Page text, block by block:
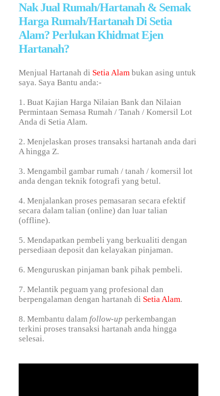
Nak Jual Rumah/Hartanah & Semak
Harga Rumah/Hartanah Di Setia
Alam? Perlukan Khidmat Ejen
Hartanah?
Menjual Hartanah di Setia Alam bukan asing untuk
saya. Saya Bantu anda:-
1. Buat Kajian Harga Nilaian Bank dan Nilaian
Permintaan Semasa Rumah / Tanah / Komersil Lot
Anda di Setia Alam.
2. Menjelaskan proses transaksi hartanah anda dari
A hingga Z.
3. Mengambil gambar rumah / tanah / komersil lot
anda dengan teknik fotografi yang betul.
4. Menjalankan proses pemasaran secara efektif
secara dalam talian (online) dan luar talian
(offline).
5. Mendapatkan pembeli yang berkualiti dengan
persediaan deposit dan kelayakan pinjaman.
6. Menguruskan pinjaman bank pihak pembeli.
7. Melantik peguam yang profesional dan
berpengalaman dengan hartanah di Setia Alam.
8. Membantu dalam follow-up perkembangan
terkini proses transaksi hartanah anda hingga
selesai.